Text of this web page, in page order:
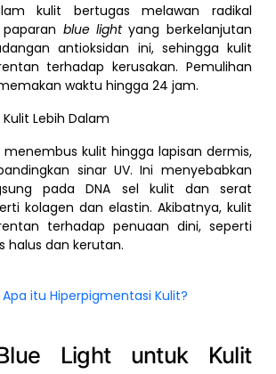
kulit bertugas melawan radikal
blue lightyang berkelanjutan
antioksidan ini, sehingga kulit
terhadap kerusakan. Pemulihan
waktu hingga 24 jam.
Lebih Dalam
kulit hingga lapisan dermis,
sinar UV. Ini menyebabkan
pada DNA sel kulit dan serat
kolagen dan elastin. Akibatnya, kulit
terhadap penuaan dini, seperti
halus dan kerutan.
Apa itu Hiperpigmentasi Kulit?
Light untuk Kulit